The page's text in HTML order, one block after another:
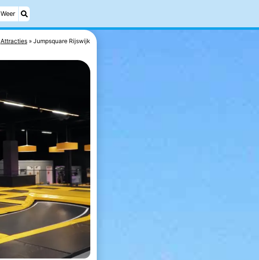
Weer
Attracties Jumpsquare Rijswijk